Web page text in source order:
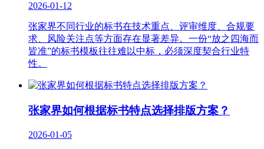
2026-01-12
张家界不同行业的标书在技术重点、评审维度、合规要
求、风险关注点等方面存在显著差异。一份“放之四海而
皆准”的标书模板往往难以中标，必须深度契合行业特
性。
张家界如何根据标书特点选择排版方案？
2026-01-05